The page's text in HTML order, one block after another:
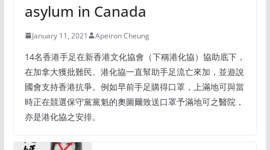
asylum in Canada
January 11, 2021 Apeiron Cheung
14名香港手足在新香港文化協會（下稱港化協）協助底下，
在加拿大獲批難民。港化協一直幫助手足流亡來加，並遊說
國會支持香港抗爭。例如早前手足購得口罩，上滿地可與當
時正在競選保守黨黨魁的奧圖爾致送口罩予滿地可之醫院，
亦是港化協之安排。